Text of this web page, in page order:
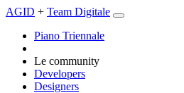
AGID + Team Digitale
Piano Triennale
Le community
Developers
Designers